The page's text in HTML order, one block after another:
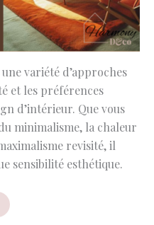
variété d’approches
et les préférences
d’intérieur. Que vous
minimalisme, la chaleur
revisité, il
sensibilité esthétique.